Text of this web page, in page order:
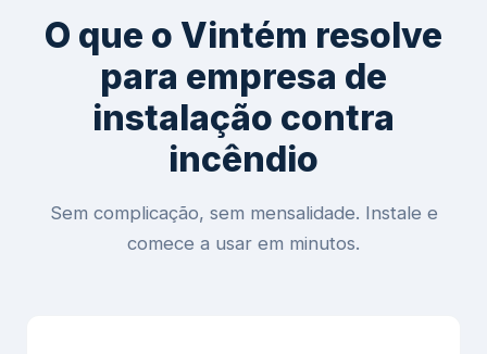
O que o Vintém resolve
para empresa de
instalação contra
incêndio
Sem complicação, sem mensalidade. Instale e
comece a usar em minutos.